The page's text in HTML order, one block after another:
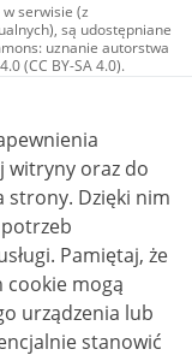
serwisie (z
są udostępniane
uznanie autorstwa
(CC BY-SA 4.0).
zdjęcia, materiały
na licencji typu
użycie
4.0 (CC BY-
inaczej.
witryny oraz do
nim
że
cookie mogą
urządzenia lub
stanowić